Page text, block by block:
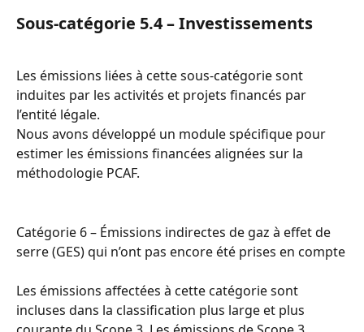
Sous-catégorie 5.4 – Investissements
Les émissions liées à cette sous-catégorie sont
induites par les activités et projets financés par
l’entité légale.
Nous avons développé un module spécifique pour
estimer les émissions financées alignées sur la
méthodologie PCAF.
Catégorie 6 – Émissions indirectes de gaz à effet de
serre (GES) qui n’ont pas encore été prises en compte
Les émissions affectées à cette catégorie sont
incluses dans la classification plus large et plus